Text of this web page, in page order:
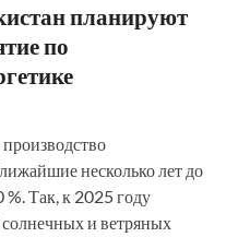
планируют
по
несколько лет до
%. Так, к 2025 году
солнечных и ветряных